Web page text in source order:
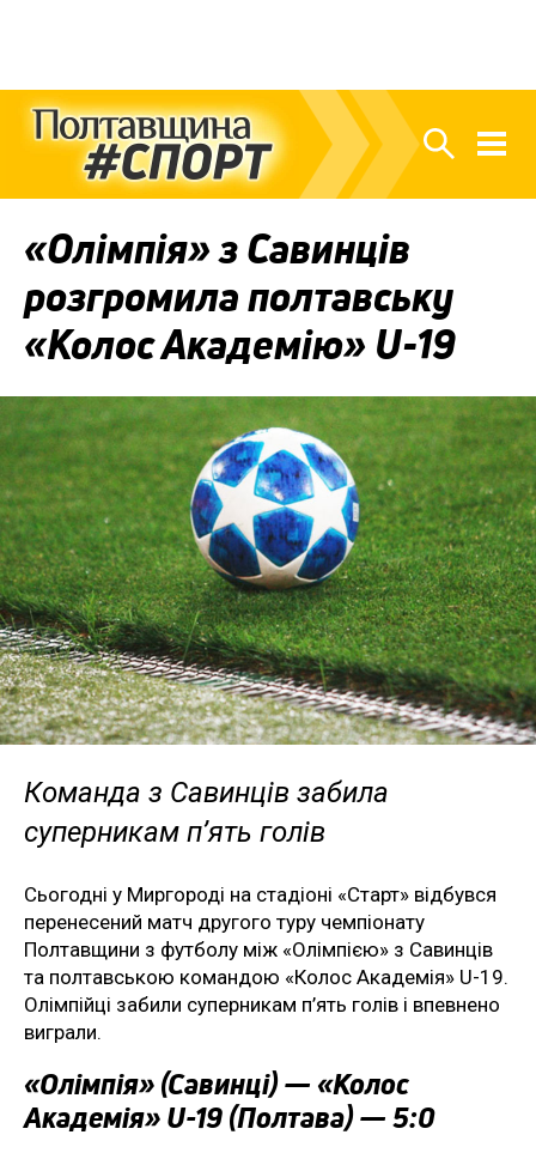
«Олімпія» з Савинців
розгромила полтавську
«Колос Академію» U-19
Команда з Савинців забила
суперникам п’ять голів
Сьогодні у Миргороді на стадіоні «Старт» відбувся
перенесений матч другого туру чемпіонату
Полтавщини з футболу між «Олімпією» з Савинців
та полтавською командою «Колос Академія» U-19.
Олімпійці забили суперникам п’ять голів і впевнено
виграли.
«Олімпія» (Савинці) — «Колос
Академія» U-19 (Полтава) — 5:0